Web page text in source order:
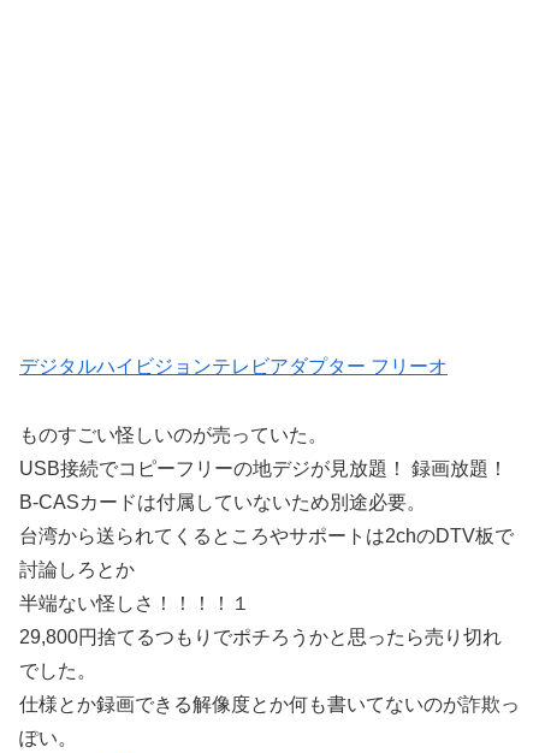
デジタルハイビジョンテレビアダプター フリーオ
ものすごい怪しいのが売っていた。
USB接続でコピーフリーの地デジが見放題！ 録画放題！
B-CASカードは付属していないため別途必要。
台湾から送られてくるところやサポートは2chのDTV板で
討論しろとか
半端ない怪しさ！！！！１
29,800円捨てるつもりでポチろうかと思ったら売り切れ
でした。
仕様とか録画できる解像度とか何も書いてないのが詐欺っ
ぽい。